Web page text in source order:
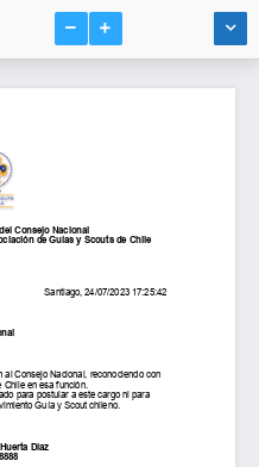
del Consejo Nacional
de Guías y Scouts de Chile
Santiago, 24/07/2023 17:25:42
al Consejo Nacional, reconociendo con
Chile en esa función.
para postular a este cargo ni para
Guía y Scout chileno.
Huerta Díaz
8888